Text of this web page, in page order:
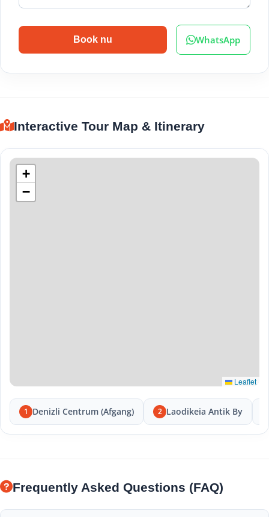
Book nu WhatsApp
Interactive Tour Map & Itinerary
+
−
Leaflet
1 Denizli Centrum (Afgang) 2 Laodikeia Antik By
Frequently Asked Questions (FAQ)